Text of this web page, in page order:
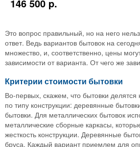
146 500 p.
Это вопрос правильный, но на него
ответ. Ведь вариантов бытовок на
множество, и, соответственно, цены
зависимости от варианта. От чего же
Критерии стоимости бытовки
Во-первых, скажем, что бытовки
по типу конструкции: деревянные
бытовки. Для металлических бытовок
металлические сборные каркасы,
жесткость конструкции. Деревянные
бруса. Каждый вариант приемлем для